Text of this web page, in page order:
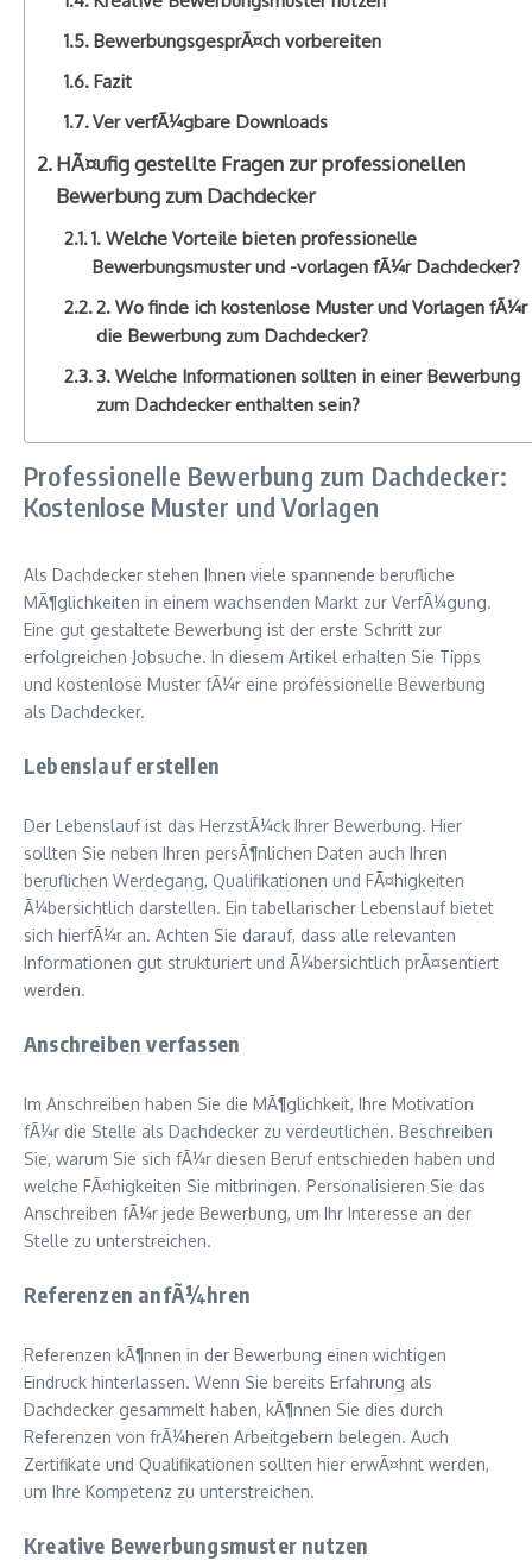
BewerbungsgesprÃ¤ch vorbereiten
Fazit
Ver verfÃ¼gbare Downloads
HÃ¤ufig gestellte Fragen zur professionellen
Bewerbung zum Dachdecker
1. Welche Vorteile bieten professionelle
Bewerbungsmuster und -vorlagen fÃ¼r Dachdecker?
2. Wo finde ich kostenlose Muster und Vorlagen fÃ¼r
die Bewerbung zum Dachdecker?
3. Welche Informationen sollten in einer Bewerbung
zum Dachdecker enthalten sein?
Professionelle Bewerbung zum Dachdecker:
Kostenlose Muster und Vorlagen
Als Dachdecker stehen Ihnen viele spannende berufliche
MÃ¶glichkeiten in einem wachsenden Markt zur VerfÃ¼gung.
Eine gut gestaltete Bewerbung ist der erste Schritt zur
erfolgreichen Jobsuche. In diesem Artikel erhalten Sie Tipps
und kostenlose Muster fÃ¼r eine professionelle Bewerbung
als Dachdecker.
Lebenslauf erstellen
Der Lebenslauf ist das HerzstÃ¼ck Ihrer Bewerbung. Hier
sollten Sie neben Ihren persÃ¶nlichen Daten auch Ihren
beruflichen Werdegang, Qualifikationen und FÃ¤higkeiten
Ã¼bersichtlich darstellen. Ein tabellarischer Lebenslauf bietet
sich hierfÃ¼r an. Achten Sie darauf, dass alle relevanten
Informationen gut strukturiert und Ã¼bersichtlich prÃ¤sentiert
werden.
Anschreiben verfassen
Im Anschreiben haben Sie die MÃ¶glichkeit, Ihre Motivation
fÃ¼r die Stelle als Dachdecker zu verdeutlichen. Beschreiben
Sie, warum Sie sich fÃ¼r diesen Beruf entschieden haben und
welche FÃ¤higkeiten Sie mitbringen. Personalisieren Sie das
Anschreiben fÃ¼r jede Bewerbung, um Ihr Interesse an der
Stelle zu unterstreichen.
Referenzen anfÃ¼hren
Referenzen kÃ¶nnen in der Bewerbung einen wichtigen
Eindruck hinterlassen. Wenn Sie bereits Erfahrung als
Dachdecker gesammelt haben, kÃ¶nnen Sie dies durch
Referenzen von frÃ¼heren Arbeitgebern belegen. Auch
Zertifikate und Qualifikationen sollten hier erwÃ¤hnt werden,
um Ihre Kompetenz zu unterstreichen.
Kreative Bewerbungsmuster nutzen